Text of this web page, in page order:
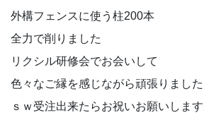
外構フェンスに使う柱200本
全力で削りました
リクシル研修会でお会いして
色々なご縁を感じながら頑張りました
ｓｗ受注出来たらお祝いお願いしま